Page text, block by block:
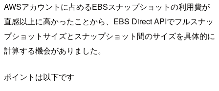
AWSアカウントに占めるEBSスナップショットの利用費が
直感以上に高かったことから、EBS Direct APIでフルスナッ
プショットサイズとスナップショット間のサイズを具体的に
計算する機会がありました。
ポイントは以下です